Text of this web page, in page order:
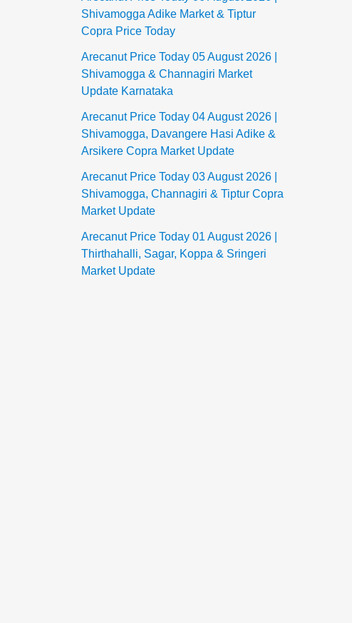
Shivamogga Adike Market & Tiptur
Copra Price Today
Arecanut Price Today 05 August 2026 |
Shivamogga & Channagiri Market
Update Karnataka
Arecanut Price Today 04 August 2026 |
Shivamogga, Davangere Hasi Adike &
Arsikere Copra Market Update
Arecanut Price Today 03 August 2026 |
Shivamogga, Channagiri & Tiptur Copra
Market Update
Arecanut Price Today 01 August 2026 |
Thirthahalli, Sagar, Koppa & Sringeri
Market Update